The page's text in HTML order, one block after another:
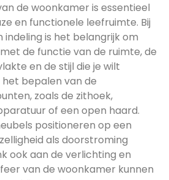
de woonkamer is essentieel
en functionele leefruimte. Bij
is het belangrijk om
de functie van de ruimte, de
en de stijl die je wilt
bepalen van de
zoals de zithoek,
of een open haard.
positioneren op een
als doorstroming
ook aan de verlichting en
van de woonkamer kunnen